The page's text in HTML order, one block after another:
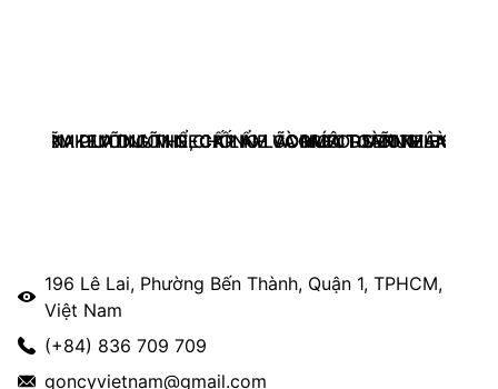
– SỮA DƯỠNG THỂ, CẤP ẨM VÀ NUÔI DƯỠNG LÀN DA
SKIN: KEM DƯỠNG CHỐNG LÃO HÓA TOÀN THÂN,
PLATINUM NECK LINE CORRECT SERUM –
COMFORT ZONE BODY
196 Lê Lai, Phường Bến Thành, Quận 1, TPHCM,
Việt Nam
(+84) 836 709 709
goncyvietnam@gmail.com